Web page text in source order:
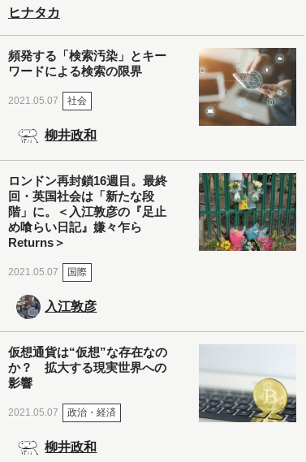
ヒナタカ
頻発する「検索汚染」とキー
ワードによる検索の限界
2021.05.07 社会
柳井政和
ロンドン再封鎖16週目。最終
回・英国社会は「新たな段
階」に。＜入江敦彦の『足止
め喰らい日記』嫌々乍ら
Returns＞
2021.05.07 国際
入江敦彦
仮想通貨は“仮想”な存在なの
か？ 拡大する現実世界への
影響
2021.05.07 政治・経済
柳井政和